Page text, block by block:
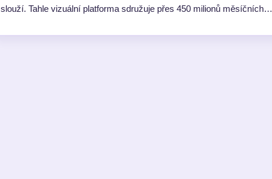
slouží. Tahle vizuální platforma sdružuje přes 450 milionů měsíčních…